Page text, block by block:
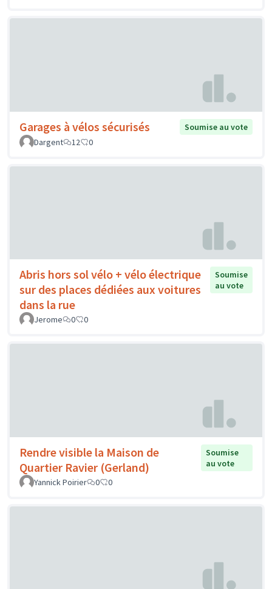
Garages à vélos sécurisés
Soumise au vote
Dargent
12 0
Abris hors sol vélo + vélo électrique
sur des places dédiées aux voitures
dans la rue
Soumise
au vote
Jerome 0 0
Rendre visible la Maison de
Quartier Ravier (Gerland)
Soumise
au vote
Yannick Poirier
0 0